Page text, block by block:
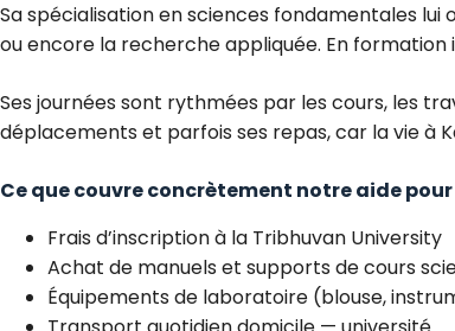
Sa spécialisation en sciences fondamentales
ou encore la recherche appliquée. En formation
Ses journées sont rythmées par les cours, les
déplacements et parfois ses repas, car la vie à
Ce que couvre concrètement notre aide pour
Frais d’inscription à la Tribhuvan University
Achat de manuels et supports de cours
Équipements de laboratoire (blouse,